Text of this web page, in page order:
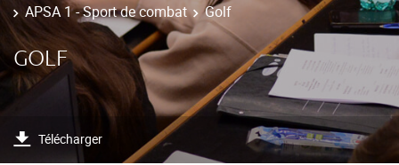
APSA 1 - Sport de combat
Golf
GOLF
Télécharger